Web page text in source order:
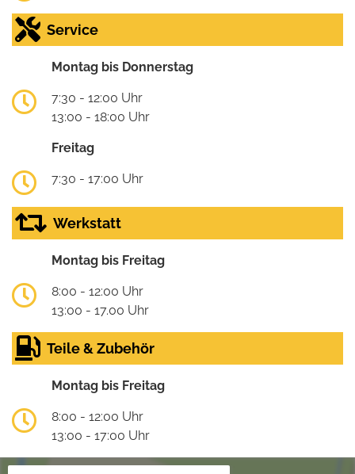
Service
Montag bis Donnerstag
7:30 - 12:00 Uhr
13:00 - 18:00 Uhr
Freitag
7:30 - 17:00 Uhr
Werkstatt
Montag bis Freitag
8:00 - 12:00 Uhr
13:00 - 17.00 Uhr
Teile & Zubehör
Montag bis Freitag
8:00 - 12:00 Uhr
13:00 - 17:00 Uhr